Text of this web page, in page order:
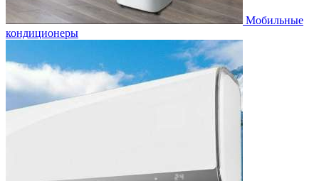
Мобильные
кондиционеры